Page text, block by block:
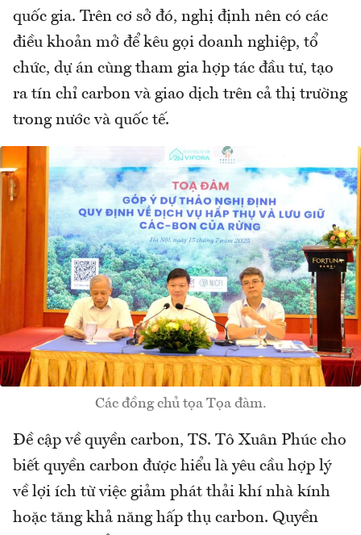
quốc gia. Trên cơ sở đó, nghị định nên có các
điều khoản mở để kêu gọi doanh nghiệp, tổ
chức, dự án cùng tham gia hợp tác đầu tư, tạo
ra tín chỉ carbon và giao dịch trên cả thị trường
trong nước và quốc tế.
Các đồng chủ tọa Tọa đàm.
Đề cập về quyền carbon, TS. Tô Xuân Phúc cho
biết quyền carbon được hiểu là yêu cầu hợp lý
về lợi ích từ việc giảm phát thải khí nhà kính
hoặc tăng khả năng hấp thụ carbon. Quyền